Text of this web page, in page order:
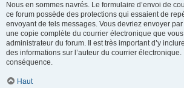
Nous en sommes navrés. Le formulaire d’envoi de
ce forum possède des protections qui essaient de
envoyant de tels messages. Vous devriez envoyer
une copie complète du courrier électronique que
administrateur du forum. Il est très important d’y
des informations sur l’auteur du courrier
conséquence.
Haut